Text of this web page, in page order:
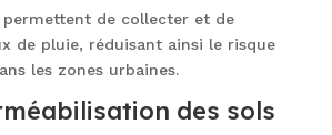
permettent de collecter et de
de pluie, réduisant ainsi le risque
les zones urbaines.
des sols